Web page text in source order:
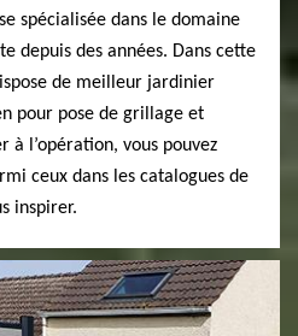
spécialisée dans le domaine
depuis des années. Dans cette
de meilleur jardinier
pour pose de grillage et
à l’opération, vous pouvez
ceux dans les catalogues de
inspirer.